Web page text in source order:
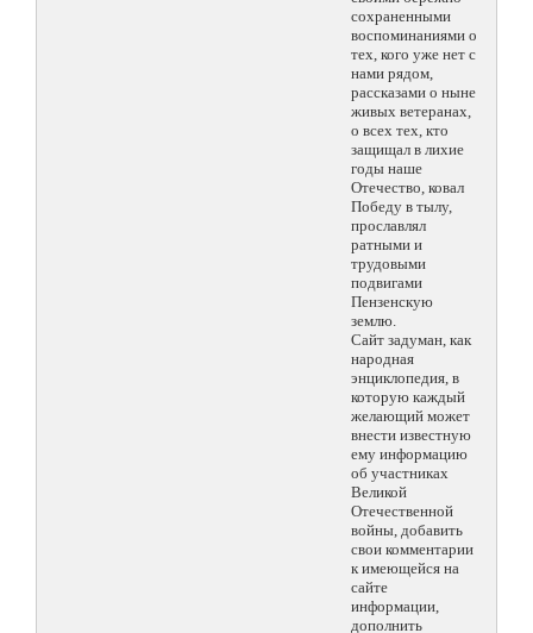
сохраненными
воспоминаниями о
тех, кого уже нет с
нами рядом,
рассказами о ныне
живых ветеранах,
о всех тех, кто
защищал в лихие
годы наше
Отечество, ковал
Победу в тылу,
прославлял
ратными и
трудовыми
подвигами
Пензенскую
землю.
Сайт задуман, как
народная
энциклопедия, в
которую каждый
желающий может
внести известную
ему информацию
об участниках
Великой
Отечественной
войны, добавить
свои комментарии
к имеющейся на
сайте
информации,
дополнить